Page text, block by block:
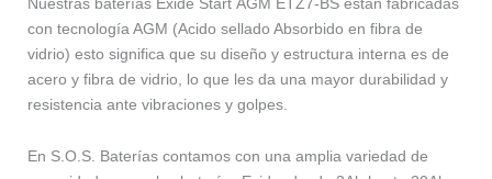
con tecnología AGM (Acido sellado Absorbido en fibra de
vidrio) esto significa que su diseño y estructura interna es de
acero y fibra de vidrio, lo que les da una mayor durabilidad y
resistencia ante vibraciones y golpes.
En S.O.S. Baterías contamos con una amplia variedad de